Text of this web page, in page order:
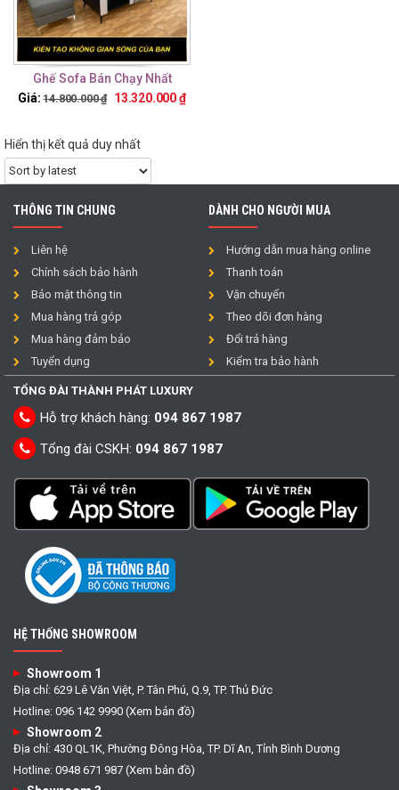
Ghế Sofa Bán Chạy Nhất
TTS2
Giá: 14.800.000₫ 13.320.000₫
Hiển thị kết quả duy nhất
THÔNG TIN CHUNG
Liên hệ
Chính sách bảo hành
Bảo mật thông tin
Mua hàng trả góp
Mua hàng đảm bảo
Tuyển dụng
DÀNH CHO NGƯỜI MUA
Hướng dẫn mua hàng online
Thanh toán
Vận chuyển
Theo dõi đơn hàng
Đổi trả hàng
Kiểm tra bảo hành
TỔNG ĐÀI THÀNH PHÁT LUXURY
Hỗ trợ khách hàng: 094 867 1987
Tổng đài CSKH: 094 867 1987
HỆ THỐNG SHOWROOM
Showroom 1
Địa chỉ: 629 Lê Văn Việt, P. Tân Phú, Q.9, TP. Thủ Đức
Hotline: 096 142 9990 (Xem bản đồ)
Showroom 2
Địa chỉ: 430 QL1K, Phường Đông Hòa, TP. Dĩ An, Tỉnh Bình Dương
Hotline: 0948 671 987 (Xem bản đồ)